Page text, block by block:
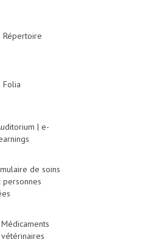
Répertoire
Folia
| e-
de soins
personnes
Médicaments
vétérinaires